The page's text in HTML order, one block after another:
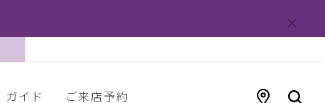
ガイド ご来店予約